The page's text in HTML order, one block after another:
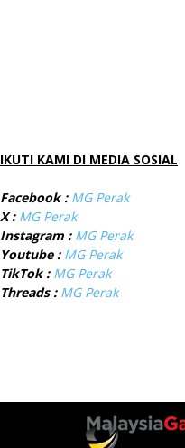
IKUTI KAMI DI MEDIA SOSIAL
Facebook : MG Perak
X : MG Perak
Instagram : MG Perak
Youtube : MG Perak
TikTok : MG Perak
Threads : MG Perak